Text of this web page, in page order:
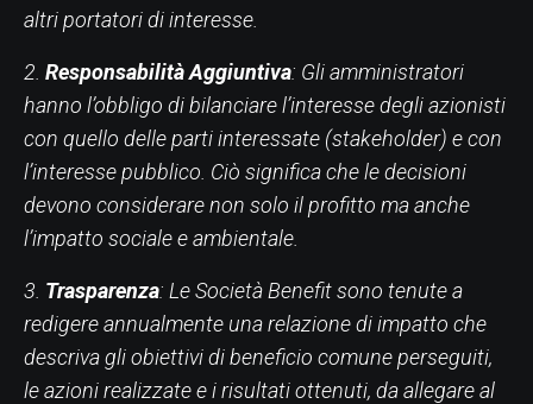
altri portatori di interesse.
2. Responsabilità Aggiuntiva: Gli amministratori
hanno l’obbligo di bilanciare l’interesse degli azionisti
con quello delle parti interessate (stakeholder) e con
l’interesse pubblico. Ciò significa che le decisioni
devono considerare non solo il profitto ma anche
l’impatto sociale e ambientale.
3. Trasparenza: Le Società Benefit sono tenute a
redigere annualmente una relazione di impatto che
descriva gli obiettivi di beneficio comune perseguiti,
le azioni realizzate e i risultati ottenuti, da allegare al